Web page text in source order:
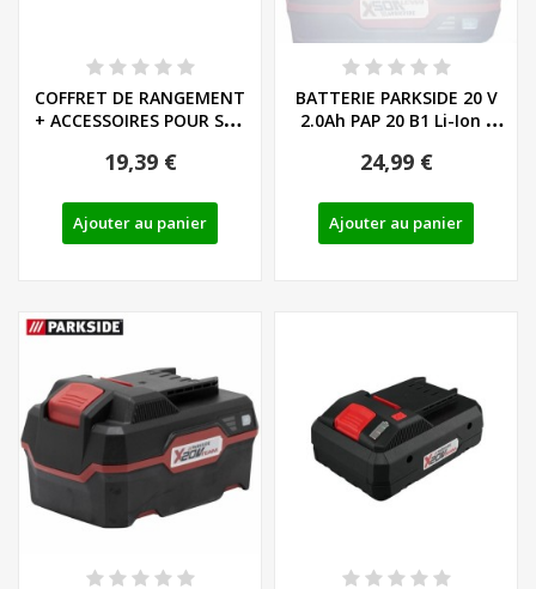
COFFRET DE RANGEMENT
+ ACCESSOIRES POUR SET
19,39 €
Ajouter au panier
BATTERIE PARKSIDE 20 V
2.0Ah PAP 20 B1 Li-Ion -
24,99 €
Ajouter au panier